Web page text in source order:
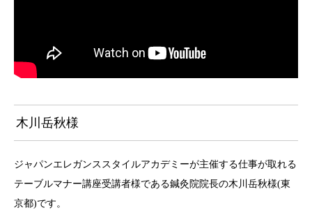
木川岳秋様
ジャパンエレガンススタイルアカデミーが主催する仕事が取れる
テーブルマナー講座受講者様である鍼灸院院長の木川岳秋様(東
京都)です。